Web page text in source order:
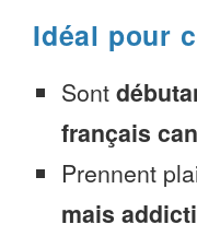
Idéal pour
Sont
français
Prennent
mais